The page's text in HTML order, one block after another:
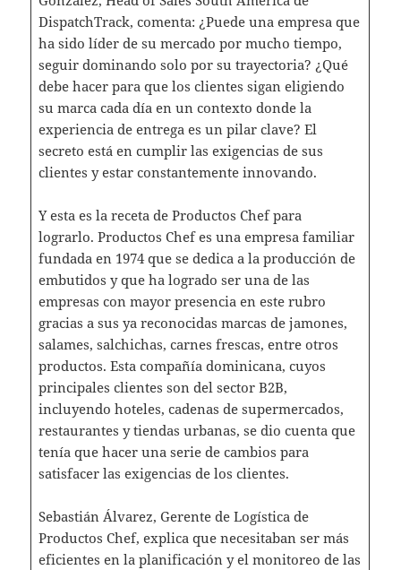
DispatchTrack, comenta: ¿Puede una empresa que
ha sido líder de su mercado por mucho tiempo,
seguir dominando solo por su trayectoria? ¿Qué
debe hacer para que los clientes sigan eligiendo
su marca cada día en un contexto donde la
experiencia de entrega es un pilar clave? El
secreto está en cumplir las exigencias de sus
clientes y estar constantemente innovando.
Y esta es la receta de Productos Chef para
lograrlo. Productos Chef es una empresa familiar
fundada en 1974 que se dedica a la producción de
embutidos y que ha logrado ser una de las
empresas con mayor presencia en este rubro
gracias a sus ya reconocidas marcas de jamones,
salames, salchichas, carnes frescas, entre otros
productos. Esta compañía dominicana, cuyos
principales clientes son del sector B2B,
incluyendo hoteles, cadenas de supermercados,
restaurantes y tiendas urbanas, se dio cuenta que
tenía que hacer una serie de cambios para
satisfacer las exigencias de los clientes.
Sebastián Álvarez, Gerente de Logística de
Productos Chef, explica que necesitaban ser más
eficientes en la planificación y el monitoreo de las